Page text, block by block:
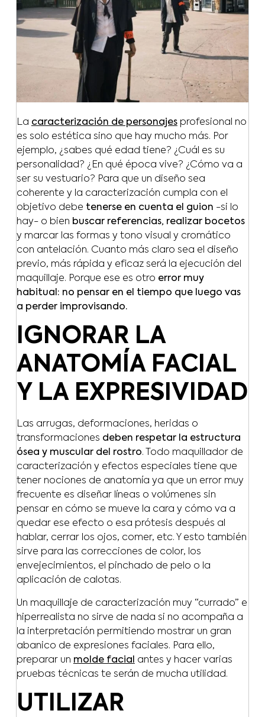
La caracterización de personajesprofesional no
es solo estética sino que hay mucho más. Por
ejemplo, ¿sabes qué edad tiene? ¿Cuál es su
personalidad? ¿En qué época vive? ¿Cómo va a
ser su vestuario? Para que un diseño sea
coherente y la caracterización cumpla con el
objetivo debe tenerse en cuenta el guion -si lo
hay- o bien buscar referencias, realizar bocetos
y marcar las formas y tono visual y cromático
con antelación. Cuanto más claro sea el diseño
previo, más rápida y eficaz será la ejecución del
maquillaje. Porque ese es otro error muy
habitual: no pensar en el tiempo que luego vas
a perder improvisando.
IGNORAR LA
ANATOMÍA FACIAL
Y LA EXPRESIVIDAD
Las arrugas, deformaciones, heridas o
transformaciones deben respetar la estructura
ósea y muscular del rostro. Todo maquillador de
caracterización y efectos especiales tiene que
tener nociones de anatomía ya que un error muy
frecuente es diseñar líneas o volúmenes sin
pensar en cómo se mueve la cara y cómo va a
quedar ese efecto o esa prótesis después al
hablar, cerrar los ojos, comer, etc. Y esto también
sirve para las correcciones de color, los
envejecimientos, el pinchado de pelo o la
aplicación de calotas.
Un maquillaje de caracterización muy “currado” e
hiperrealista no sirve de nada si no acompaña a
la interpretación permitiendo mostrar un gran
abanico de expresiones faciales. Para ello,
preparar un molde facial
antes y hacer varias
pruebas técnicas te serán de mucha utilidad.
UTILIZAR